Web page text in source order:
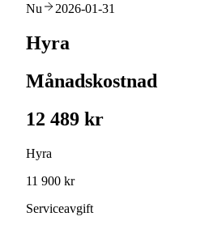
Nu 2026-01-31
Hyra
Månadskostnad
12 489 kr
Hyra
11 900 kr
Serviceavgift